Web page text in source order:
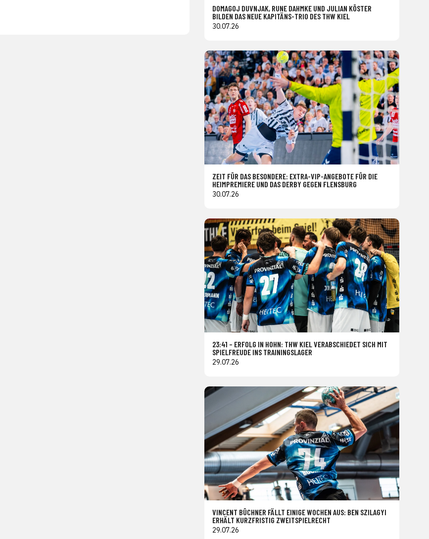
DOMAGOJ DUVNJAK, RUNE DAHMKE UND JULIAN KÖSTER
BILDEN DAS NEUE KAPITÄNS-TRIO DES THW KIEL
30.07.26
ZEIT FÜR DAS BESONDERE: EXTRA-VIP-ANGEBOTE FÜR DIE
HEIMPREMIERE UND DAS DERBY GEGEN FLENSBURG
30.07.26
23:41 – ERFOLG IN HOHN: THW KIEL VERABSCHIEDET SICH MIT
SPIELFREUDE INS TRAININGSLAGER
29.07.26
VINCENT BÜCHNER FÄLLT EINIGE WOCHEN AUS: BEN SZILAGYI
ERHÄLT KURZFRISTIG ZWEITSPIELRECHT
29.07.26